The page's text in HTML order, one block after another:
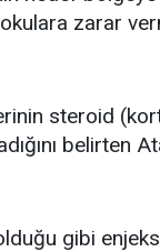
zarar
steroid
belirten
gibi